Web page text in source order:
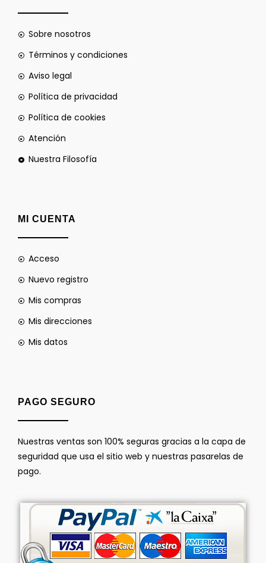
Sobre nosotros
Términos y condiciones
Aviso legal
Política de privacidad
Política de cookies
Atención
Nuestra Filosofía
MI CUENTA
Acceso
Nuevo registro
Mis compras
Mis direcciones
Mis datos
PAGO SEGURO
Nuestras ventas son 100% seguras gracias a la capa de
seguridad que usa el sitio web y nuestras pasarelas de
pago.